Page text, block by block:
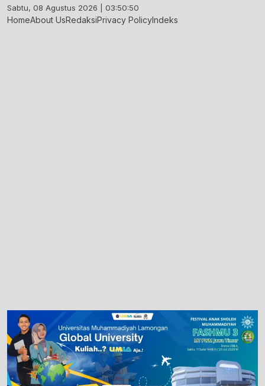
Skip
to
Sabtu, 08 Agustus 2026 | 03:50:51
HomeAbout UsRedaksiPrivacy PolicyIndeks